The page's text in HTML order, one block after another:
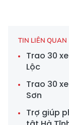
TIN LIÊN QUAN
Trao 30
Lộc
Trao 30
Sơn
Trợ giúp